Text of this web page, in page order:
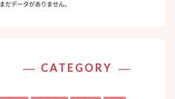
まだデータがありません。
CATEGORY